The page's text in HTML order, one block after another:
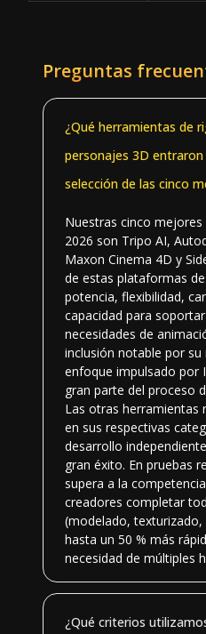
Preguntas
¿Qué herramientas de
personajes 3D
selección de las cinco
Nuestras cinco mejores
2026 son Tripo AI,
Maxon Cinema 4D y
de estas plataformas
potencia, flexibilidad,
capacidad para
necesidades de
inclusión notable por su
enfoque impulsado por
gran parte del proceso
Las otras herramientas
en sus respectivas
desarrollo
gran éxito. En pruebas
supera a la
creadores completar
(modelado,
hasta un 50 % más
necesidad de múltiples
¿Qué criterios